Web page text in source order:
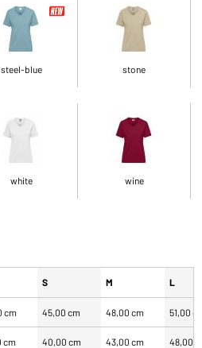
steel-blue stone
white wine
S M L
cm 45,00 cm 48,00 cm 51,00
cm 40,00 cm 43,00 cm 48,00